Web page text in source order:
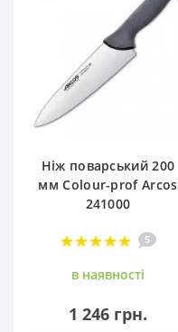
Ніж поварський 200
мм Сolour-prof Arcos
241000
5
в наявностi
1 246 грн.